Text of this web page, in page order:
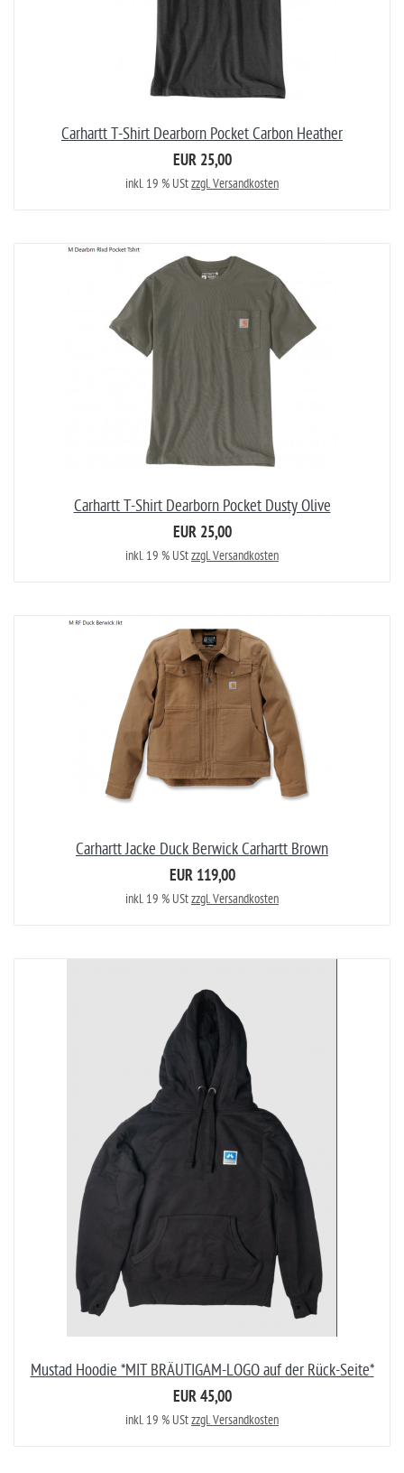
Carhartt T-Shirt Dearborn Pocket Carbon Heather
EUR 25,00
inkl. 19 % UStzzgl. Versandkosten
Carhartt T-Shirt Dearborn Pocket Dusty Olive
EUR 25,00
inkl. 19 % UStzzgl. Versandkosten
Carhartt Jacke Duck Berwick Carhartt Brown
EUR 119,00
inkl. 19 % UStzzgl. Versandkosten
Mustad Hoodie *MIT BRÄUTIGAM-LOGO auf der Rück-Seite*
EUR 45,00
inkl. 19 % UStzzgl. Versandkosten